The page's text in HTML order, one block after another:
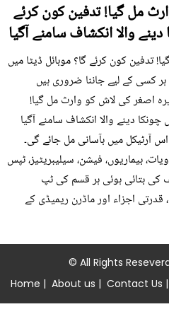
مل گیا! تدفین کون کرئے
والا انکشاف سامنے آگیا
کون کرئے گا؟ موبائل ڈیٹا میں
ہر کسی کے لیے جاننا ضروری ہیں
اصغر کی لاش کو وارث مل گیا!
دینے والا انکشاف سامنے آگیا
آرٹیکل میں بآسانی مل جائے گی۔
بیماریوں، فیشن، سیلیبریٹیز، ٹپس
کی بتائی ہوئی ہر قسم کی ٹپ
اجزاء اور ماڈرن ریمیڈی کے
© All Rights
Home | About us | Contact Us |